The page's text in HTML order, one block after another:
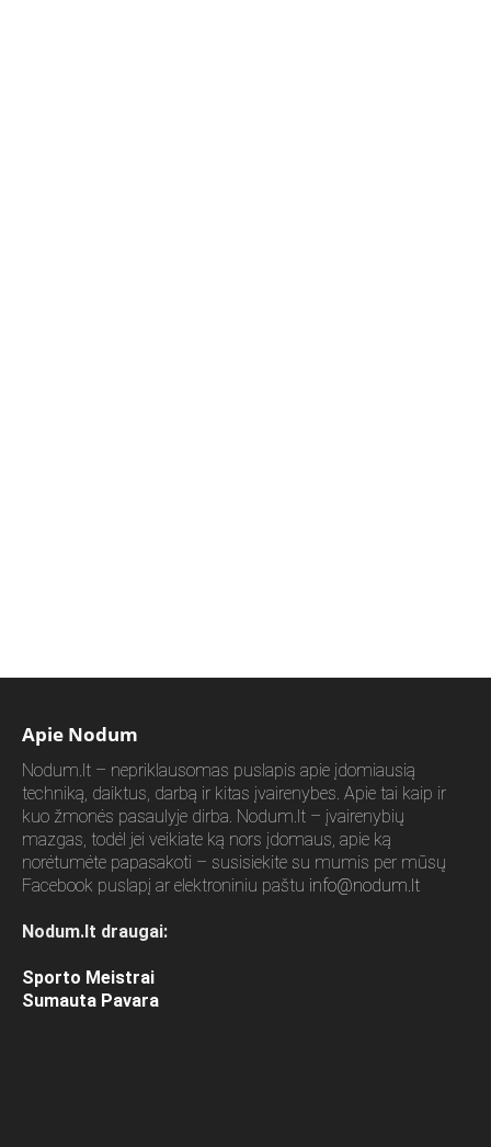
Apie Nodum
Nodum.lt – nepriklausomas puslapis apie įdomiausią
techniką, daiktus, darbą ir kitas įvairenybes. Apie tai kaip ir
kuo žmonės pasaulyje dirba. Nodum.lt – įvairenybių
mazgas, todėl jei veikiate ką nors įdomaus, apie ką
norėtumėte papasakoti – susisiekite su mumis per mūsų
Facebook puslapį ar elektroniniu paštu info@nodum.lt
Nodum.lt draugai:
Sporto Meistrai
Sumauta Pavara